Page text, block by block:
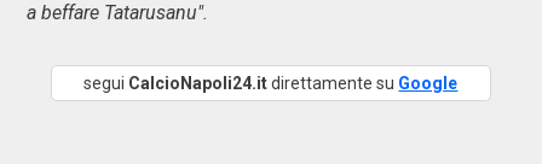
a beffare Tatarusanu".
segui CalcioNapoli24.itdirettamente su Google